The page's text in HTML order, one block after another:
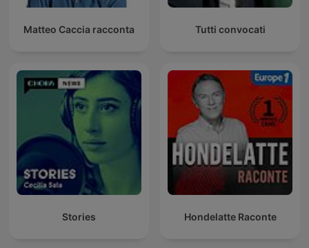
Matteo Caccia racconta Tutti convocati
Stories Hondelatte Raconte